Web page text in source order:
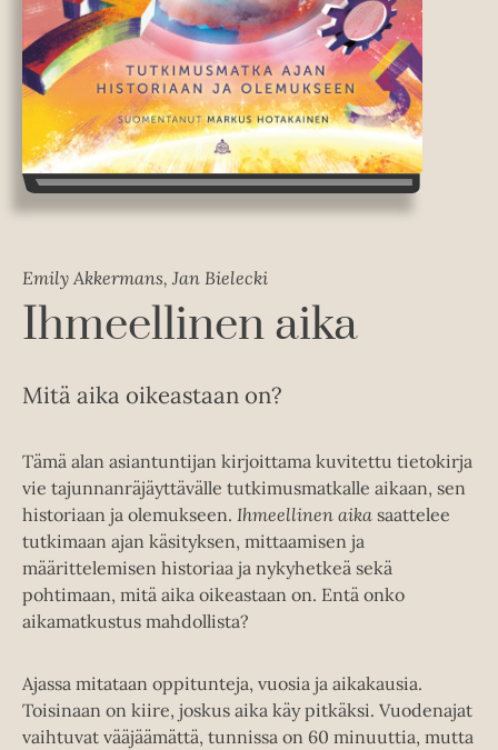
Emily Akkermans, Jan Bielecki
Ihmeellinen aika
Mitä aika oikeastaan on?
Tämä alan asiantuntijan kirjoittama kuvitettu tietokirja
vie tajunnanräjäyttävälle tutkimusmatkalle aikaan, sen
historiaan ja olemukseen. Ihmeellinen aika saattelee
tutkimaan ajan käsityksen, mittaamisen ja
määrittelemisen historiaa ja nykyhetkeä sekä
pohtimaan, mitä aika oikeastaan on. Entä onko
aikamatkustus mahdollista?
Ajassa mitataan oppitunteja, vuosia ja aikakausia.
Toisinaan on kiire, joskus aika käy pitkäksi. Vuodenajat
vaihtuvat vääjäämättä, tunnissa on 60 minuuttia, mutta